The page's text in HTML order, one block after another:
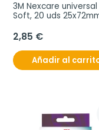
3M Nexcare universal
Soft, 20 uds
2,85 €
Añadir al